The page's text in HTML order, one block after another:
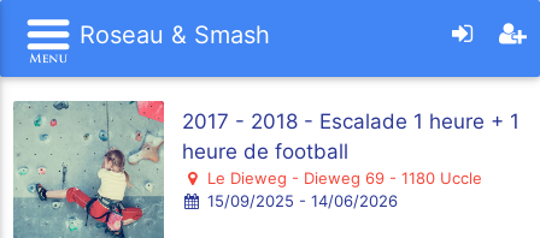
Roseau & Smash
2017 - 2018 - Escalade 1 heure + 1
heure de football
Le Dieweg - Dieweg 69 - 1180 Uccle
15/09/2025 - 14/06/2026